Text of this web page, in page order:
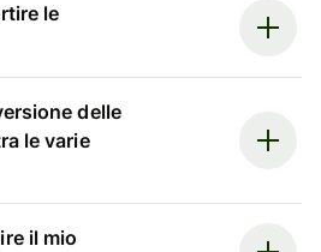
le
delle
le varie
il mio